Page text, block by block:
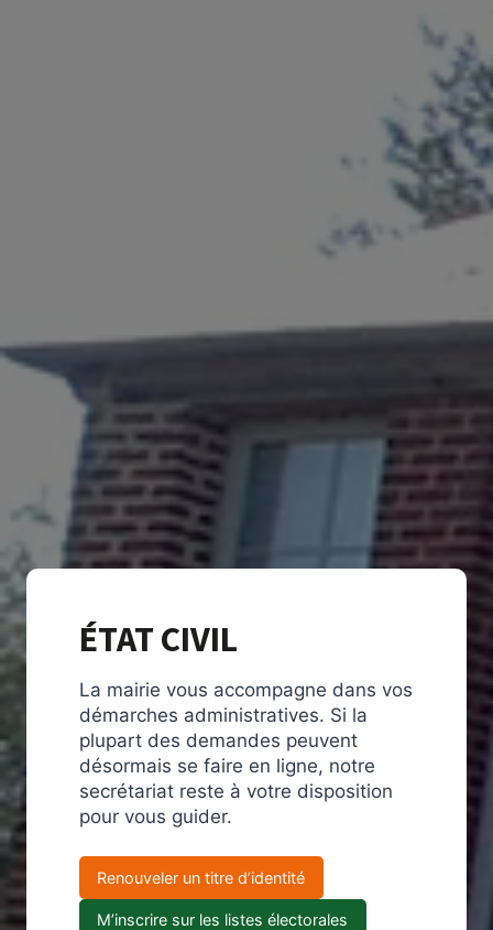
ÉTAT CIVIL
La mairie vous accompagne dans vos
démarches administratives. Si la
plupart des demandes peuvent
désormais se faire en ligne, notre
secrétariat reste à votre disposition
pour vous guider.
Renouveler un titre d’identité
M’inscrire sur les listes électorales